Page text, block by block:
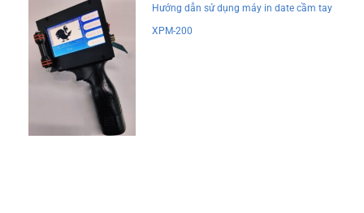
Hướng dẫn sử dụng máy in date cầm tay
XPM-200